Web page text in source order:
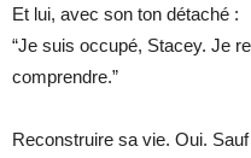
Et lui, avec son ton détaché :
“Je suis occupé, Stacey. Je
comprendre.”
Reconstruire sa vie. Oui. Sauf